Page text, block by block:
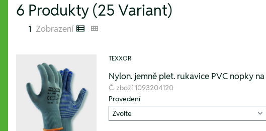
6 Produkty (25 Variant)
1 Zobrazení Listenansicht
Kachelansicht
TEXXOR
Nylon. jemně plet. rukavice PVC nopky
Č. zboží 1093204120
Provedení